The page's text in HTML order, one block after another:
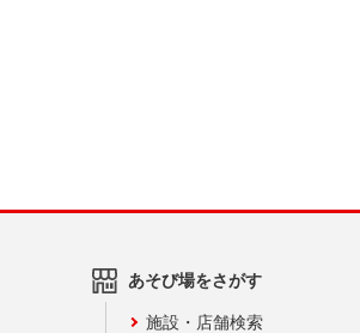
あそび場をさがす
施設・店舗検索